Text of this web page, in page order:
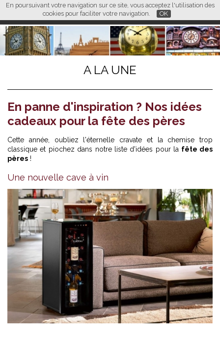
En poursuivant votre navigation sur ce site, vous acceptez l'utilisation des
cookies pour faciliter votre navigation.
OK
FR EN CN
L M
A LA UNE
En panne d'inspiration ? Nos idées
cadeaux pour la fête des pères
Cette année, oubliez l'éternelle cravate et la chemise trop
classique et piochez dans notre liste d'idées pour la fête des
pères !
Une nouvelle cave à vin